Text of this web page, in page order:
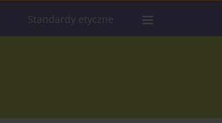
Standardy etyczne